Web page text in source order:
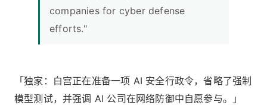
companies for cyber defense
efforts."
「独家：白宫正在准备一项 AI 安全行政令，省略了强制
模型测试，并强调 AI 公司在网络防御中自愿参与。」